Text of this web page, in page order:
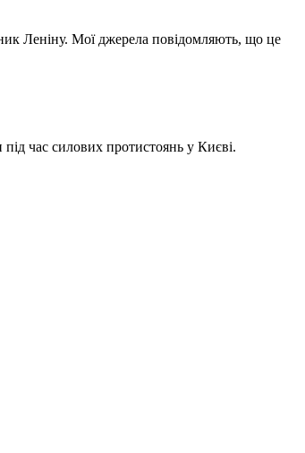
Леніну. Мої джерела повідомляють, що це
час силових протистоянь у Києві.